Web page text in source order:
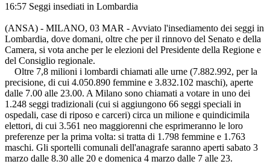
16:57 Seggi insediati in Lombardia
(ANSA) - MILANO, 03 MAR - Avviato l'insediamento dei seggi in
Lombardia, dove domani, oltre che per il rinnovo del Senato e della
Camera, si vota anche per le elezioni del Presidente della Regione e
del Consiglio regionale.
Oltre 7,8 milioni i lombardi chiamati alle urne (7.882.992, per la
precisione, di cui 4.050.890 femmine e 3.832.102 maschi), aperte
dalle 7.00 alle 23.00. A Milano sono chiamati a votare in uno dei
1.248 seggi tradizionali (cui si aggiungono 66 seggi speciali in
ospedali, case di riposo e carceri) circa un milione e quindicimila
elettori, di cui 3.561 neo maggiorenni che esprimeranno le loro
preferenze per la prima volta: si tratta di 1.798 femmine e 1.763
maschi. Gli sportelli comunali dell'anagrafe saranno aperti sabato 3
marzo dalle 8.30 alle 20 e domenica 4 marzo dalle 7 alle 23.